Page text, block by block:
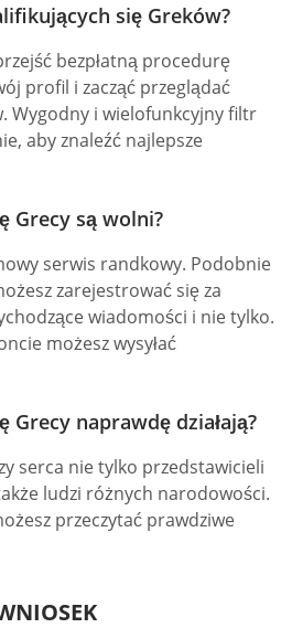
się Greków?
bezpłatną procedurę
profil i zacząć przeglądać
Wygodny i wielofunkcyjny filtr
aby znaleźć najlepsze
Grecy są wolni?
serwis randkowy. Podobnie
zarejestrować się za
wiadomości i nie tylko.
możesz wysyłać
Grecy naprawdę działają?
serca nie tylko przedstawicieli
ludzi różnych narodowości.
przeczytać prawdziwe